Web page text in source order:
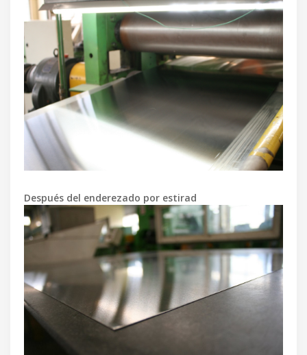
Después del enderezado por estirad